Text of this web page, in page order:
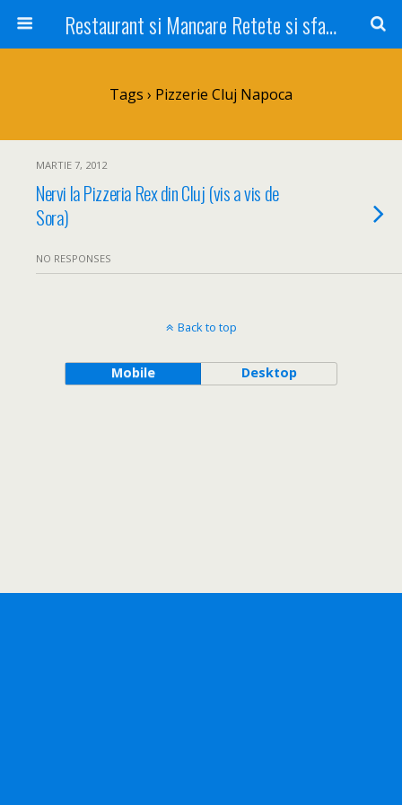
Restaurant si Mancare Retete si sfaturi Picant bun si rapid
Tags › Pizzerie Cluj Napoca
MARTIE 7, 2012
Nervi la Pizzeria Rex din Cluj (vis a vis de
Sora)
NO RESPONSES
Back to top
Mobile Desktop